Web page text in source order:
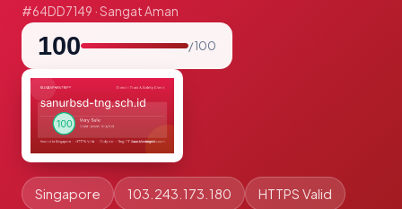
#64DD7149 · Sangat Aman
100 / 100
Singapore 103.243.173.180 HTTPS Valid